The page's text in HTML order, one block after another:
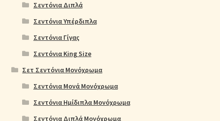
Σεντόνια Διπλά
Σεντόνια Υπέρδιπλα
Σεντόνια Γίγας
Σεντόνια King Size
Σετ Σεντόνια Μονόχρωμα
Σεντόνια Μονά Μονόχρωμα
Σεντόνια Ημίδιπλα Μονόχρωμα
Σεντόνια Διπλά Μονόχρωμα